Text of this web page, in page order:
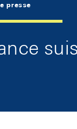
presse